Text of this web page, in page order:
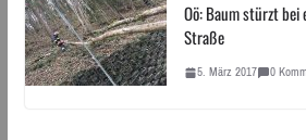
Oö: Baum stürzt
Straße
5. März 2017 0